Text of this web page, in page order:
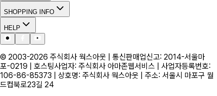
SHOPPING INFO
HELP
© 2003-2026 주식회사 웍스아웃 | 통신판매업신고: 2014-서울마
포-0219 | 호스팅사업자: 주식회사 아마존웹서비스 | 사업자등록번호:
106-86-85373 | 상호명: 주식회사 웍스아웃 | 주소: 서울시 마포구 월
드컵북로23길 24